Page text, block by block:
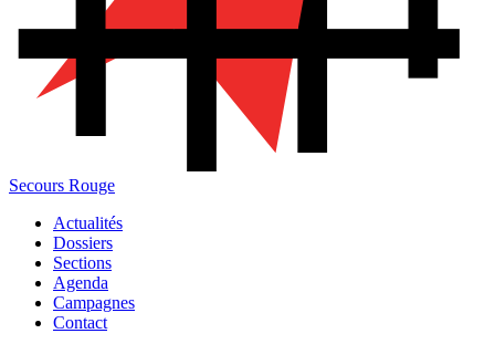
Secours Rouge
Actualités
Dossiers
Sections
Agenda
Campagnes
Contact